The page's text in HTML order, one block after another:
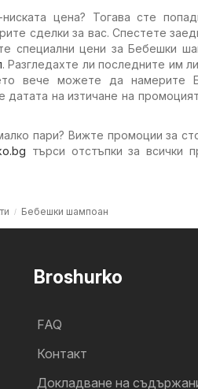
цена? Тогава сте
сделки за вас. Спестете
специални цени за Бебешки
. Разгледахте ли последните им
вече можете да намерите
на изтичане на
пари? Вижте промоции за
търси отстъпки за всички
Бебешки шампоан
Broshurko
FAQ
Контакт
Докладване на